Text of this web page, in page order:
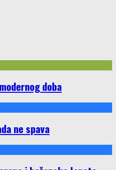
doba
ne spava